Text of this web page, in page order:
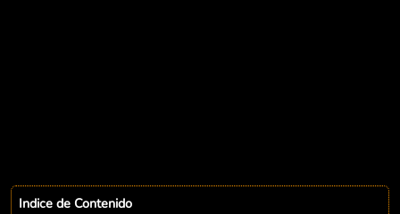
Indice de Contenido